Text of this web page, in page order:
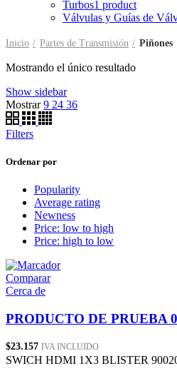
Turbos1 product
Válvulas y Guías de
Inicio Partes de Transmisión Piñones
Mostrando el único resultado
Show sidebar
Mostrar9 24 36
Filters
Ordenar por
Popularity
Average rating
Newness
Price: low to high
Price: high to low
Comparar
Cerca de
PRODUCTO DE PRUEBA
$23.157 IVA INCLUIDO
SWICH HDMI 1X3 BLISTER